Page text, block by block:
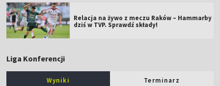
Relacja na żywo z meczu Raków – Hammarby
dziś w TVP. Sprawdź składy!
Liga Konferencji
Wyniki Terminarz